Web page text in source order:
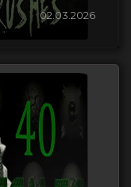
02.03.2026